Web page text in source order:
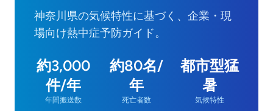
神奈川県の気候特性に基づく、企業・現
場向け熱中症予防ガイド。
約3,000
件/年
年間搬送数
約80名/
年
死亡者数
都市型猛
暑
気候特性